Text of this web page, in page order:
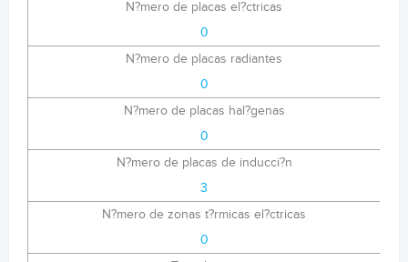
N?mero de placas el?ctricas
0
N?mero de placas radiantes
0
N?mero de placas hal?genas
0
N?mero de placas de inducci?n
3
N?mero de zonas t?rmicas el?ctricas
0